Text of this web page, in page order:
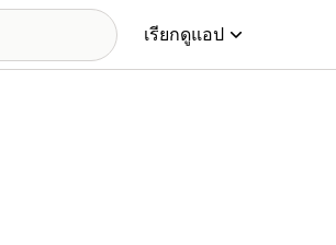
เรียกดูแอป